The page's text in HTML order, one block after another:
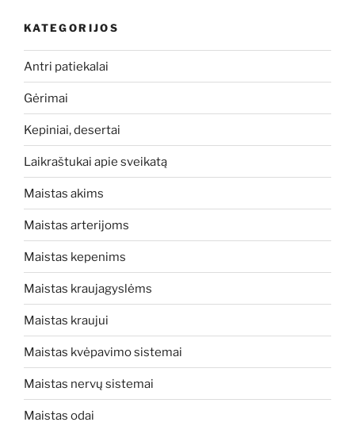
KATEGORIJOS
Antri patiekalai
Gėrimai
Kepiniai, desertai
Laikraštukai apie sveikatą
Maistas akims
Maistas arterijoms
Maistas kepenims
Maistas kraujagyslėms
Maistas kraujui
Maistas kvėpavimo sistemai
Maistas nervų sistemai
Maistas odai